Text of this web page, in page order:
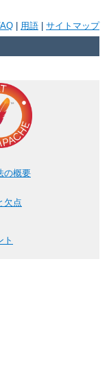
用語 サイトマップ
の概要
欠点
ト